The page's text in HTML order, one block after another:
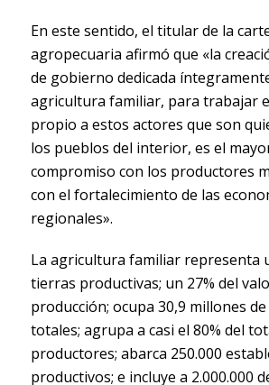
En este sentido, el titular de la
agropecuaria afirmó que «la
de gobierno dedicada
agricultura familiar, para trabajar
propio a estos actores que son
los pueblos del interior, es el
compromiso con los productores
con el fortalecimiento de las
regionales».
La agricultura familiar representa
tierras productivas; un 27% del
producción; ocupa 30,9 millones
totales; agrupa a casi el 80% del
productores; abarca 250.000
productivos; e incluye a 2.000.000